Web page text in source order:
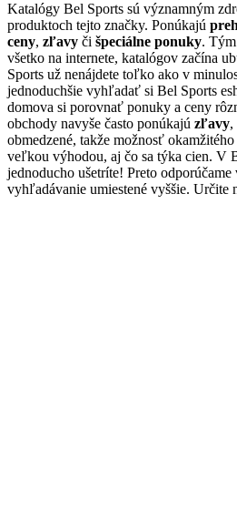
Katalógy Bel Sports sú významným
produktoch tejto značky. Ponúkajú
ceny, zľavy či špeciálne ponuky.
všetko na internete, katalógov začína
Sports už nenájdete toľko ako v
jednoduchšie vyhľadať si Bel Sports
domova si porovnať ponuky a ceny
obchody navyše často ponúkajú zľavy,
obmedzené, takže možnosť
veľkou výhodou, aj čo sa týka cien. V
jednoducho ušetríte! Preto
vyhľadávanie umiestené vyššie. Určite